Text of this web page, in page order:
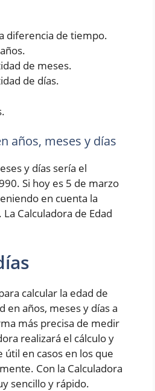
diferencia de tiempo.
de meses.
de días.
años, meses y días
y días sería el
Si hoy es 5 de marzo
en cuenta la
Calculadora de Edad
calcular la edad de
años, meses y días a
más precisa de medir
realizará el cálculo y
en casos en los que
Con la Calculadora
sencillo y rápido.